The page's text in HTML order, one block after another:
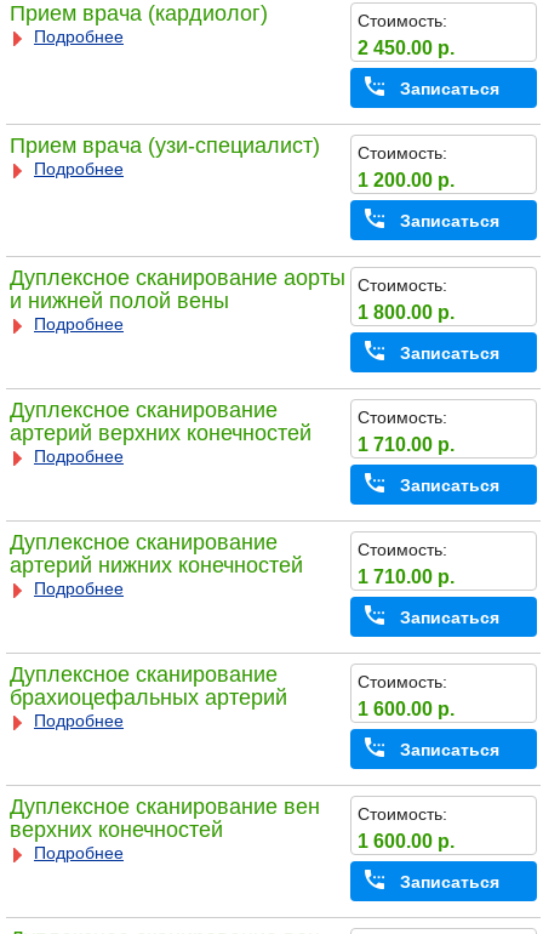
Прием врача (кардиолог)
Подробнее
Стоимость:
2 450.00 р.
Записаться
Прием врача (узи-специалист)
Подробнее
Стоимость:
1 200.00 р.
Записаться
Дуплексное сканирование аорты
и нижней полой вены
Подробнее
Стоимость:
1 800.00 р.
Записаться
Дуплексное сканирование
артерий верхних конечностей
Подробнее
Стоимость:
1 710.00 р.
Записаться
Дуплексное сканирование
артерий нижних конечностей
Подробнее
Стоимость:
1 710.00 р.
Записаться
Дуплексное сканирование
брахиоцефальных артерий
Подробнее
Стоимость:
1 600.00 р.
Записаться
Дуплексное сканирование вен
верхних конечностей
Подробнее
Стоимость:
1 600.00 р.
Записаться